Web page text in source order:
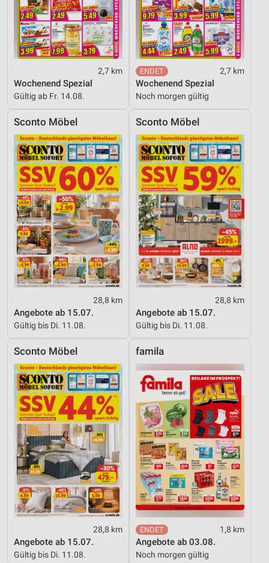
2,7 km
Wochenend Spezial
Gültig ab Fr. 14.08.
2,7 km
Wochenend Spezial
Noch morgen gültig
Sconto Möbel
28,8 km
Angebote ab 15.07.
Gültig bis Di. 11.08.
Sconto Möbel
28,8 km
Angebote ab 15.07.
Gültig bis Di. 11.08.
Sconto Möbel
28,8 km
Angebote ab 15.07.
Gültig bis Di. 11.08.
famila
1,8 km
Angebote ab 03.08.
Noch morgen gültig